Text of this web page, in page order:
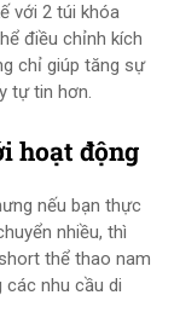
với 2 túi khóa
điều chỉnh kích
chỉ giúp tăng sự
tự tin hơn.
hoạt động
nếu bạn thực
nhiều, thì
thể thao nam
nhu cầu di